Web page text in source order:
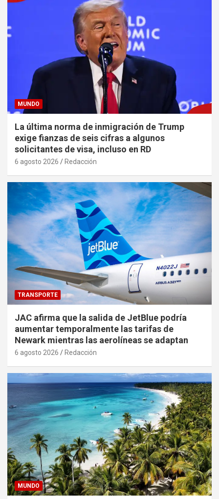
MUNDO
La última norma de inmigración de Trump
exige fianzas de seis cifras a algunos
solicitantes de visa, incluso en RD
6 agosto 2026 Redacción
TRANSPORTE
JAC afirma que la salida de JetBlue podría
aumentar temporalmente las tarifas de
Newark mientras las aerolíneas se adaptan
6 agosto 2026 Redacción
MUNDO